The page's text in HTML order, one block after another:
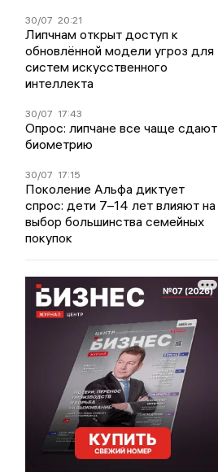
30/07 20:21
Липчнам открыт доступ к
обновлённой модели угроз для
систем искусственного
интеллекта
30/07 17:43
Опрос: липчане все чаще сдают
биометрию
30/07 17:15
Поколение Альфа диктует
спрос: дети 7–14 лет влияют на
выбор большинства семейных
покупок